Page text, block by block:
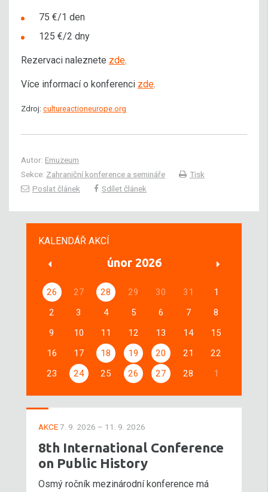
75 €/1 den
125 €/2 dny
Rezervaci naleznete zde.
Více informací o konferenci zde.
Zdroj: cultureactioneurope.org
Autor: Emuzeum
Sekce: Zahraniční konference a semináře
Tisk
Poslat článek
Sdílet článek
KALENDÁŘ AKCÍ
únor 2026
26 27 28 29 30 31
1
2
3 4 5 6 7
8
9
10 11 12 13 14
15
16
17 18 19 20 21
22
23
24 25 26 27 28 1
AKCE7. 9. 2026 – 11. 9. 2026
8th International Conference
on Public History
Osmý ročník mezinárodní konference má